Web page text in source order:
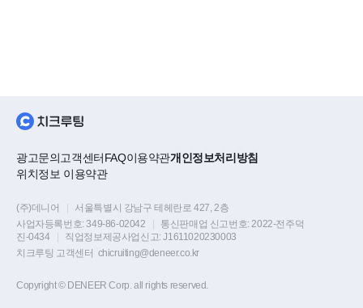
광고문의고객센터FAQ이용약관개인정보처리방침
위치정보 이용약관
(주)데니어
서울특별시 강남구 테헤란로 427, 2층
사업자등록번호:349-86-02042 통신판매업 신고번호:2022-전주덕
진-0434
직업정보제공사업신고:J1611020230003
치크루팅 고객센터 chicruiting@deneer.co.kr
Copyright © DENEER Corp. all rights reserved.